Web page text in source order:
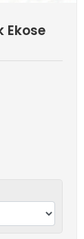
Ekose